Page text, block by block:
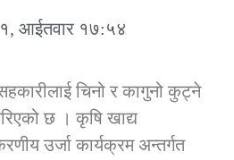
कार्यालय जुम्लाको सुचना सन्देश
आईतवार १७:५४
चिनो र कागुनो कुट्ने
छ । कृषि खाद्य
उर्जा कार्यक्रम अन्तर्गत